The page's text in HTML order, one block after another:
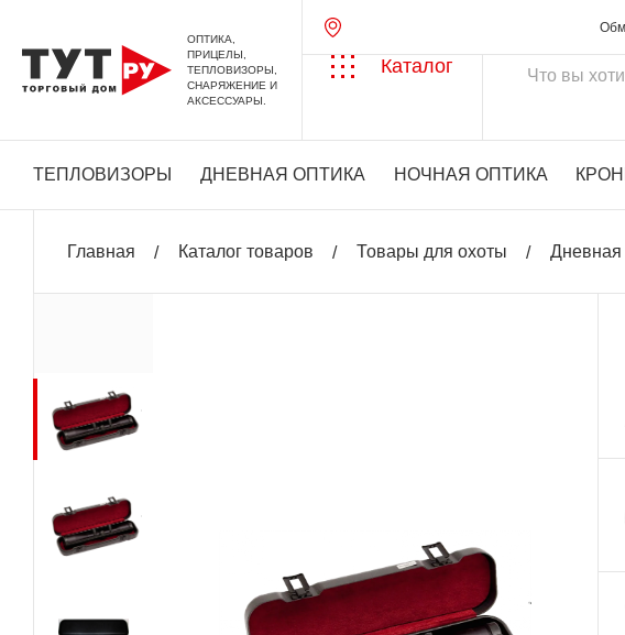
ОПТИКА,
ПРИЦЕЛЫ,
ТЕПЛОВИЗОРЫ,
СНАРЯЖЕНИЕ И
АКСЕССУАРЫ.
Каталог
ТЕПЛОВИЗОРЫ ДНЕВНАЯ ОПТИКА НОЧНАЯ ОПТИКА
Главная Каталог товаров Товары для охоты Дневная